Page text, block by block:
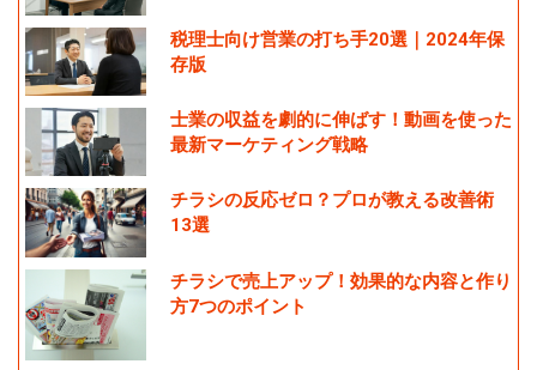
税理士向け営業の打ち手20選｜2024年保
存版
士業の収益を劇的に伸ばす！動画を使った
最新マーケティング戦略
チラシの反応ゼロ？プロが教える改善術
13選
チラシで売上アップ！効果的な内容と作り
方7つのポイント